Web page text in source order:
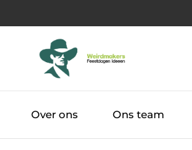
Over ons Ons team